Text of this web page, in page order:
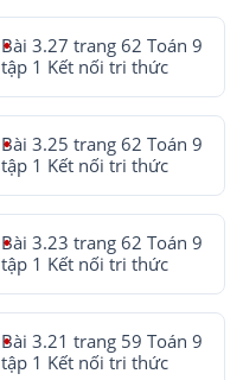
Bài 3.27 trang 62 Toán 9
tập 1 Kết nối tri thức
Bài 3.25 trang 62 Toán 9
tập 1 Kết nối tri thức
Bài 3.23 trang 62 Toán 9
tập 1 Kết nối tri thức
Bài 3.21 trang 59 Toán 9
tập 1 Kết nối tri thức